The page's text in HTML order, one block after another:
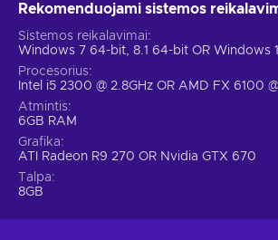
Rekomenduojami sistemos
Sistemos reikalavimai
Windows 7 64-bit, 8.1 64-bit OR Windows
Procesorius
Intel i5 2300 @ 2.8GHz OR AMD FX 6100
Atmintis
6GB RAM
Grafika
ATI Radeon R9 270 OR Nvidia GTX 670
Talpa
8GB